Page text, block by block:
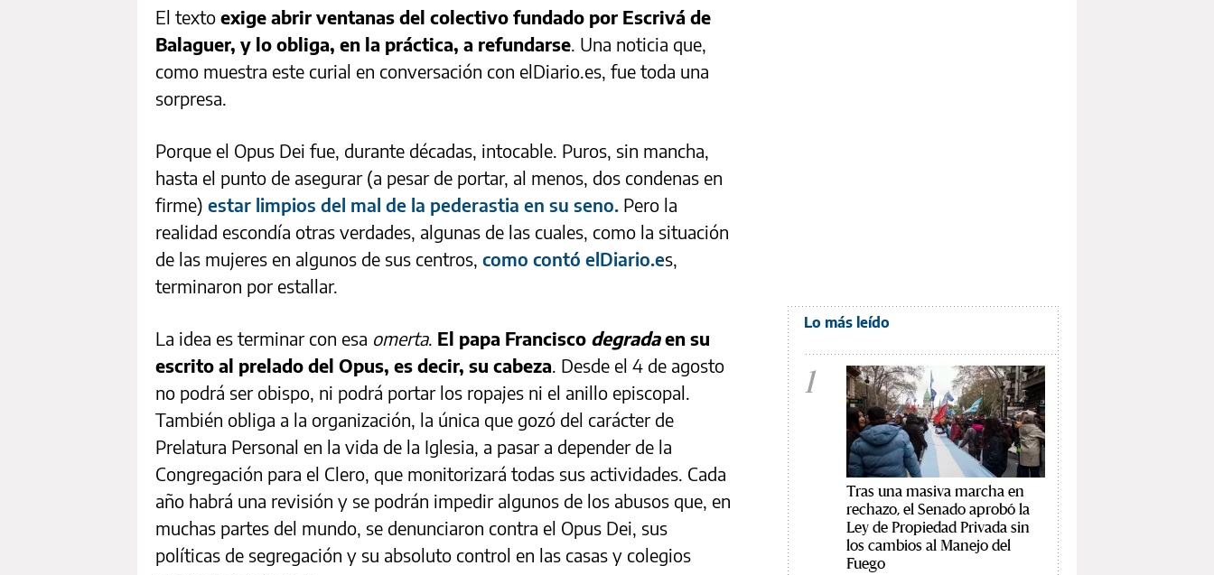
El texto exige abrir ventanas del colectivo fundado por Escrivá de
Balaguer, y lo obliga, en la práctica, a refundarse. Una noticia que,
como muestra este curial en conversación con elDiario.es, fue toda una
sorpresa.
Porque el Opus Dei fue, durante décadas, intocable. Puros, sin mancha,
hasta el punto de asegurar (a pesar de portar, al menos, dos condenas en
firme) estar limpios del mal de la pederastia en su seno. Pero la
realidad escondía otras verdades, algunas de las cuales, como la situación
de las mujeres en algunos de sus centros, como contó elDiario.es,
terminaron por estallar.
La idea es terminar con esa omerta. El papa Francisco degradaen su
escrito al prelado del Opus, es decir, su cabeza. Desde el 4 de agosto
no podrá ser obispo, ni podrá portar los ropajes ni el anillo episcopal.
También obliga a la organización, la única que gozó del carácter de
Prelatura Personal en la vida de la Iglesia, a pasar a depender de la
Congregación para el Clero, que monitorizará todas sus actividades. Cada
año habrá una revisión y se podrán impedir algunos de los abusos que, en
muchas partes del mundo, se denunciaron contra el Opus Dei, sus
políticas de segregación y su absoluto control en las casas y colegios
Lo más leído
1
Tras una masiva marcha en
rechazo, el Senado aprobó la
Ley de Propiedad Privada sin
los cambios al Manejo del
Fuego